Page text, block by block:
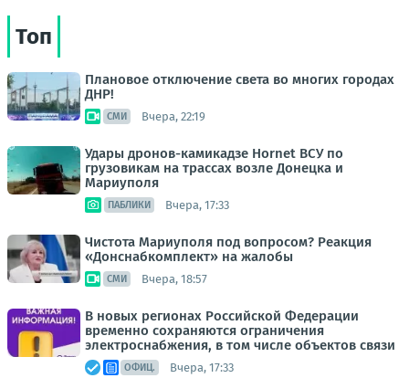
Топ
Плановое отключение света во многих городах
ДНР!
СМИ Вчера, 22:19
Удары дронов-камикадзе Hornet ВСУ по
грузовикам на трассах возле Донецка и
Мариуполя
ПАБЛИКИ Вчера, 17:33
Чистота Мариуполя под вопросом? Реакция
«Донснабкомплект» на жалобы
СМИ Вчера, 18:57
В новых регионах Российской Федерации
временно сохраняются ограничения
электроснабжения, в том числе объектов связи
ОФИЦ. Вчера, 17:33